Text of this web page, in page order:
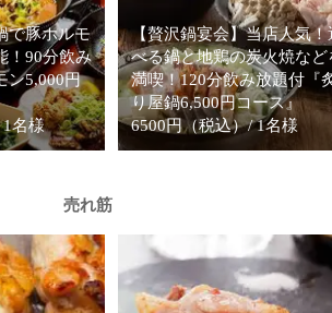
で豚ホルモ
！90分飲み
ン5,000円
1名様
【贅沢鍋宴会】当店人気！
べる鍋と地鶏の炭火焼など
満喫！120分飲み放題付『
り屋鍋6,500円コース』
6500円（税込）/ 1名様
売れ筋